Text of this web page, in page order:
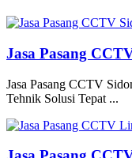
Jasa Pasang
Jasa Pasang CCTV
Tehnik Solusi Tepat ...